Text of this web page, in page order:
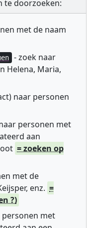
te doorzoeken:
met de naam
- zoek naar
Helena, Maria,
naar personen
personen met
aan
= zoeken op
met de
enz. =
?)
personen met